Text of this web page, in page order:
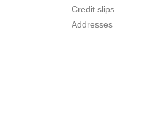
Credit slips
Addresses